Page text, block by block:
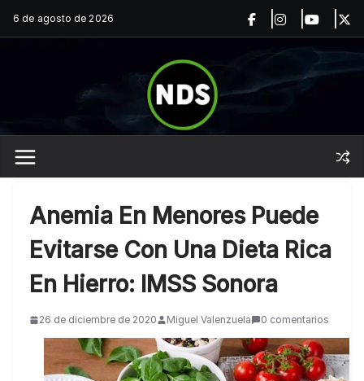
Saltar
al
6 de agosto de 2026
Anemia En Menores Puede
Evitarse Con Una Dieta Rica
En Hierro: IMSS Sonora
26 de diciembre de 2020 Miguel Valenzuela 0 comentarios